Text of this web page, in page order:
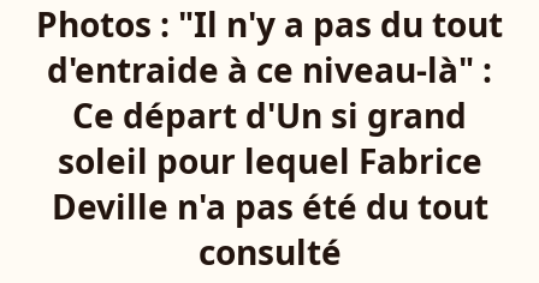
Photos : "Il n'y a pas du tout
d'entraide à ce niveau-là" :
Ce départ d'Un si grand
soleil pour lequel Fabrice
Deville n'a pas été du tout
consulté